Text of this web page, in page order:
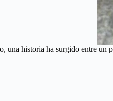
una historia ha surgido entre un